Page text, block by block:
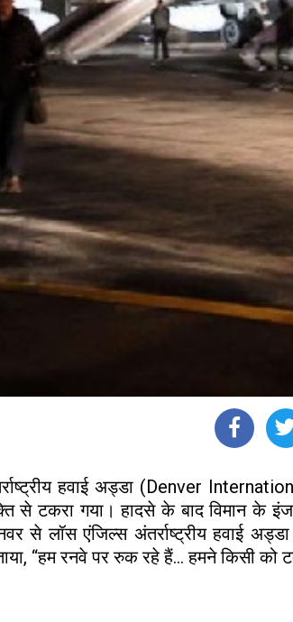
हवाई अड्डा (Denver
टकरा गया। हादसे के बाद विमान के
से लॉस एंजिल्स अंतर्राष्ट्रीय हवाई
“हम रनवे पर रुक रहे हैं… हमने किसी को